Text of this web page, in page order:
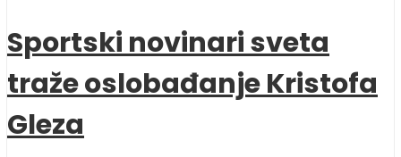
Sportski novinari sveta
traže oslobađanje Kristofa
Gleza